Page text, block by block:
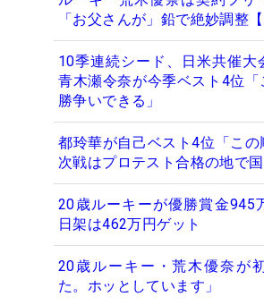
「お父さんが」鉛で絶妙調整
10季連続シード、日米共催
青木瀬令奈が今季ベスト4位
勝争いできる」
都玲華が自己ベスト4位「こ
次戦はプロテスト合格の地で
20歳ルーキーが優勝賞金
日架は462万円ゲット
20歳ルーキー・荒木優奈が
た。ホッとしています」